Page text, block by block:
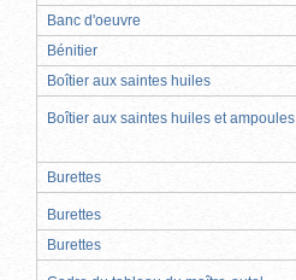
Banc d'oeuvre
Bénitier
Boîtier aux saintes huiles
Boîtier aux saintes huiles et ampoules
Burettes
Burettes
Burettes